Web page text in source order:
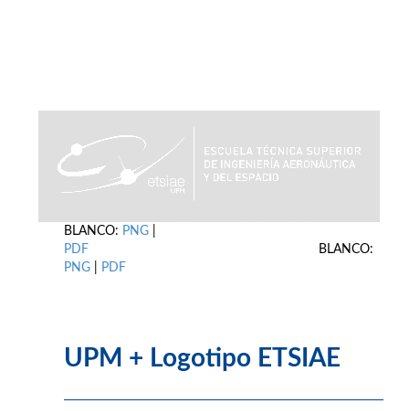
BLANCO: PNG
PDF BLANCO:
PNG
PDF
UPM + Logotipo ETSIAE